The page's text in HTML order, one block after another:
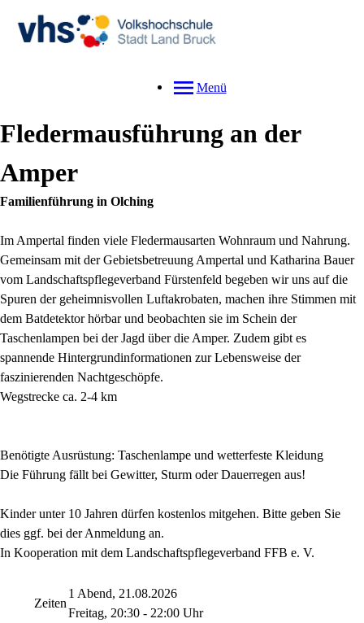
Menü
Fledermausführung an der
Amper
Familienführung in Olching
Im Ampertal finden viele Fledermausarten Wohnraum und Nahrung.
Gemeinsam mit der Gebietsbetreuung Ampertal und Katharina Bauer
vom Landschaftspflegeverband Fürstenfeld begeben wir uns auf die
Spuren der geheimnisvollen Luftakrobaten, machen ihre Stimmen mit
dem Batdetektor hörbar und beobachten sie im Schein der
Taschenlampen bei der Jagd über die Amper. Zudem gibt es
spannende Hintergrundinformationen zur Lebensweise der
faszinierenden Nachtgeschöpfe.
Wegstrecke ca. 2-4 km
Benötigte Ausrüstung: Taschenlampe und wetterfeste Kleidung
Die Führung fällt bei Gewitter, Sturm oder Dauerregen aus!
Kinder unter 10 Jahren dürfen kostenlos mitgehen. Bitte geben Sie
dies ggf. bei der Anmeldung an.
In Kooperation mit dem Landschaftspflegeverband FFB e. V.
Zeiten
1 Abend, 21.08.2026
Freitag, 20:30 - 22:00 Uhr